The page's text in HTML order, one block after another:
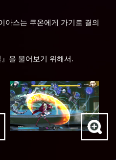
아스는 쿠온에게 가기로 결의
을 물어보기 위해서.